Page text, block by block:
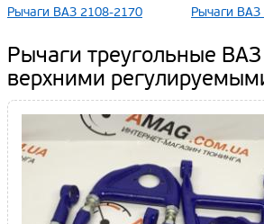
Рычаги ВАЗ 2108-2170 Рычаги ВАЗ
Рычаги треугольные
верхними